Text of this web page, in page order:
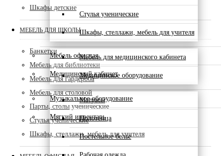
Стулья ученические
Шкафы, стеллажи, мебель для учителя
Мебель офисная
Медицинский кабинет
Мебель для медицинского кабинета
Медицинское оборудование
Музыкальное оборудование
Мягкий инвентарь
Матрасы
Полотенца
Постельное белье
Шкафы детские
МЕБЕЛЬ ДЛЯ ШКОЛЫ
Банкетки
Мебель для библиотеки
Мебель для гардероба
Мебель для столовой
Парты, столы ученические
Стулья ученические
Шкафы, стеллажи, мебель для учителя